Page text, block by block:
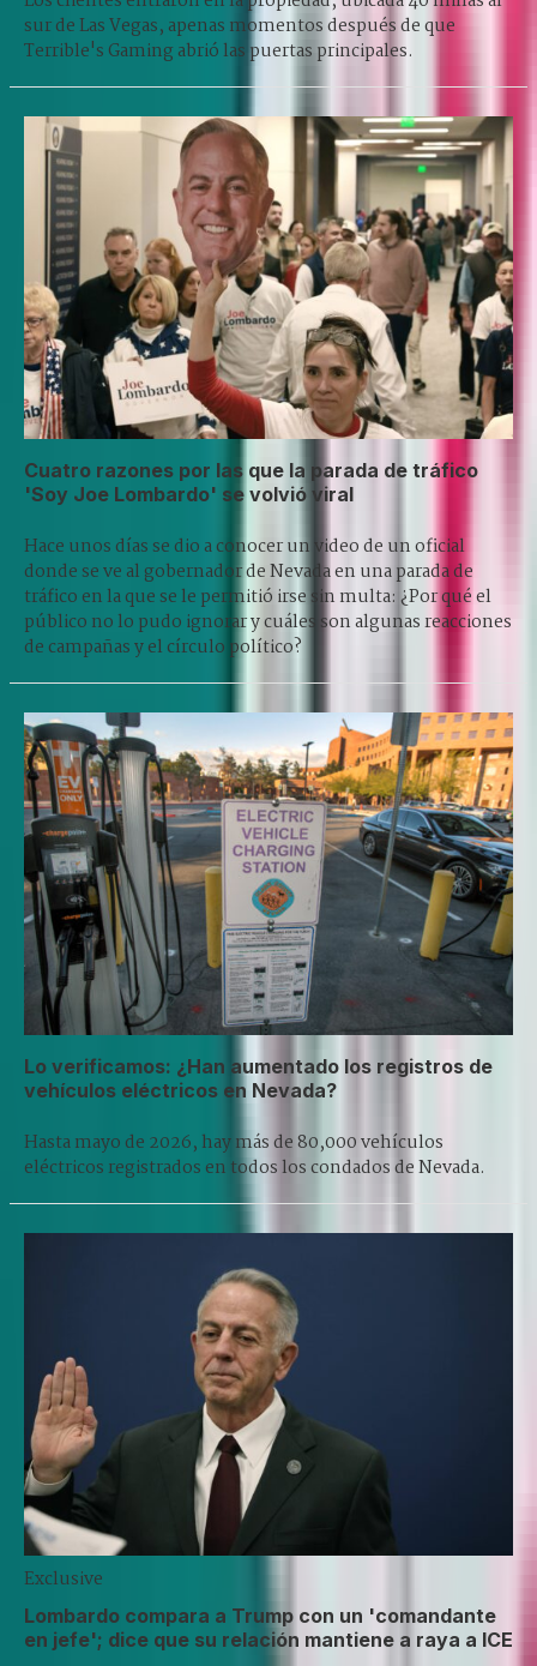
sur de Las Vegas, apenas momentos después de que
Terrible's Gaming abrió las puertas principales.
Cuatro razones por las que la parada de tráfico
'Soy Joe Lombardo' se volvió viral
Hace unos días se dio a conocer un video de un oficial
donde se ve al gobernador de Nevada en una parada de
tráfico en la que se le permitió irse sin multa: ¿Por qué el
público no lo pudo ignorar y cuáles son algunas reacciones
de campañas y el círculo político?
Lo verificamos: ¿Han aumentado los registros de
vehículos eléctricos en Nevada?
Hasta mayo de 2026, hay más de 80,000 vehículos
eléctricos registrados en todos los condados de Nevada.
Exclusive
Lombardo compara a Trump con un 'comandante
en jefe'; dice que su relación mantiene a raya a ICE